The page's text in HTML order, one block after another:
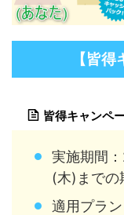
【皆
皆得キャンペ
実施期間
(木)までの
適用プラ